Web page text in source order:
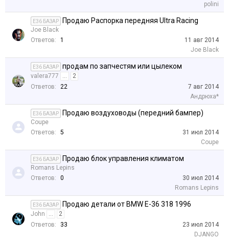
polini
E36 БАЗАР Продаю Распорка передняя Ultra Racing
Joe Black
Ответов:
1
11 авг 2014
Joe Black
E36 БАЗАР продам по запчестям или цылеком
valera777 ...
2
Ответов:
22
7 авг 2014
Андрюха*
E36 БАЗАР Продаю воздуховоды (передний бампер)
Coupe
Ответов:
5
31 июл 2014
Coupe
E36 БАЗАР Продаю блок управления климатом
Romans Lepins
Ответов:
0
30 июл 2014
Romans Lepins
E36 БАЗАР Продаю детали от BMW E-36 318 1996
John ...
2
Ответов:
33
23 июл 2014
DJANGO